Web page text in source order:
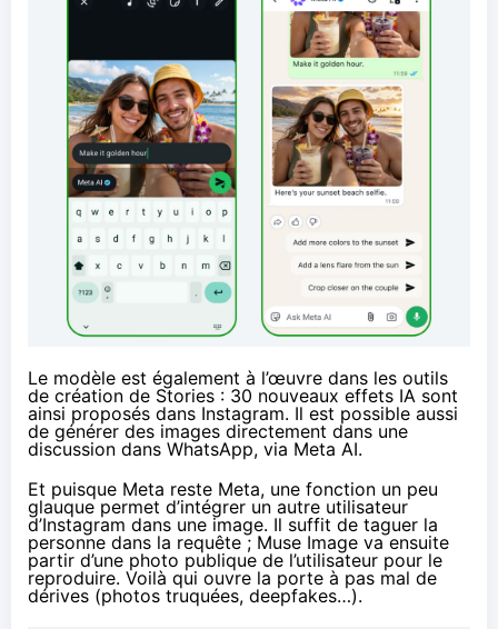
Le modèle est également à l’œuvre dans les outils
de création de Stories : 30 nouveaux effets IA sont
ainsi proposés dans Instagram. Il est possible aussi
de générer des images directement dans une
discussion dans WhatsApp, via Meta AI.
Et puisque Meta reste Meta, une fonction un peu
glauque permet d’intégrer un autre utilisateur
d’Instagram dans une image. Il suffit de taguer la
personne dans la requête ; Muse Image va ensuite
partir d’une photo publique de l’utilisateur pour le
reproduire. Voilà qui ouvre la porte à pas mal de
dérives (photos truquées, deepfakes…).